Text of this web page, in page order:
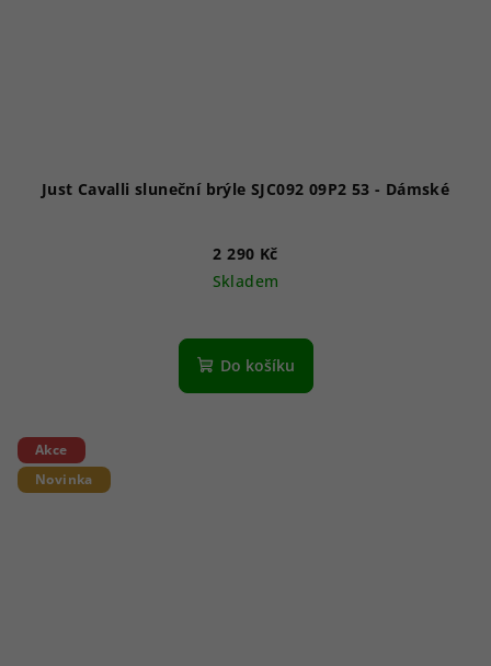
Just Cavalli sluneční brýle SJC092 09P2 53 - Dámské
2 290 Kč
Skladem
Do košíku
Akce
Novinka